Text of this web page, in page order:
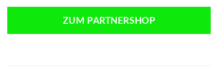
ZUM PARTNERSHOP